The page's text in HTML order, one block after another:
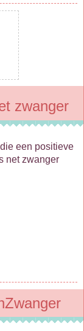
zwanger
een positieve
net zwanger